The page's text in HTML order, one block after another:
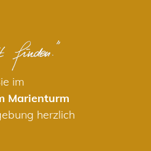
im
Marienturm
herzlich